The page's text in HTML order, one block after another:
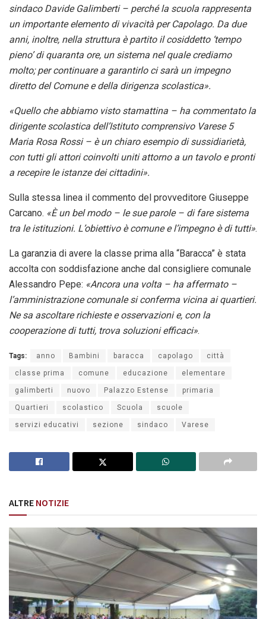
sindaco Davide Galimberti – perché la scuola rappresenta
un importante elemento di vivacità per Capolago. Da due
anni, inoltre, nella struttura è partito il cosiddetto ‘tempo
pieno’ di quaranta ore, un sistema nel quale crediamo
molto; per continuare a garantirlo ci sarà un impegno
diretto del Comune e della dirigenza scolastica».
«Quello che abbiamo visto stamattina – ha commentato la
dirigente scolastica dell’Istituto comprensivo Varese 5
Maria Rosa Rossi – è un chiaro esempio di sussidiarietà,
con tutti gli attori coinvolti uniti attorno a un tavolo e pronti
a recepire le istanze dei cittadini».
Sulla stessa linea il commento del provveditore Giuseppe
Carcano. «È un bel modo – le sue parole – di fare sistema
tra le istituzioni. L’obiettivo è comune e l’impegno è di tutti».
La garanzia di avere la classe prima alla “Baracca” è stata
accolta con soddisfazione anche dal consigliere comunale
Alessandro Pepe: «Ancora una volta – ha affermato –
l’amministrazione comunale si conferma vicina ai quartieri.
Ne sa ascoltare richieste e osservazioni e, con la
cooperazione di tutti, trova soluzioni efficaci».
Tags: anno Bambini baracca capolago città
classe prima comune educazione elementare
galimberti nuovo Palazzo Estense primaria
Quartieri scolastico Scuola scuole
servizi educativi sezione sindaco Varese
ALTRE NOTIZIE